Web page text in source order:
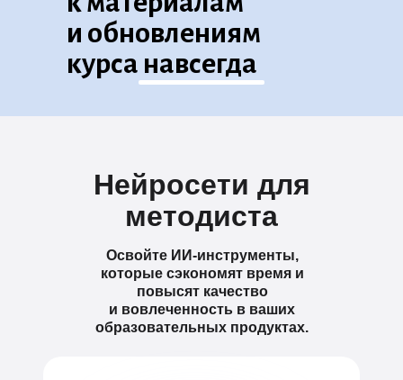
и обновлениям
курса навсегда
Освойте ИИ-инструменты,
которые сэкономят время и
повысят качество
и вовлеченность в ваших
образовательных продуктах.
Нейросети для
методиста